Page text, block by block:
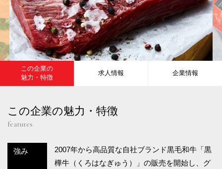
この企業の
魅力・特徴
求人情報 企業情報
この企業の魅力・特徴
features
強み
2007年から高品質な自社ブランド黒毛和牛「黒
樺牛（くろはなぎゅう）」の販売を開始し、グ